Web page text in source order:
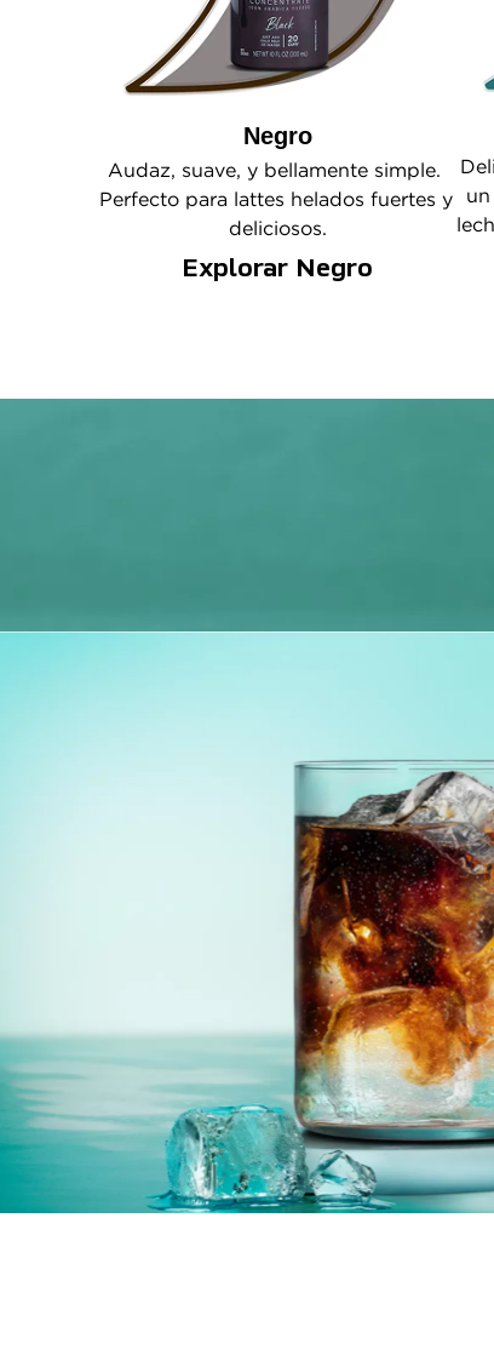
Negro
Audaz, suave, y bellamente simple.
Perfecto para lattes helados fuertes y
deliciosos.
Explorar Negro